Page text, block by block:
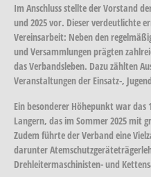
Im Anschluss stellte der Vorstand
und 2025 vor. Dieser verdeutlichte
Vereinsarbeit: Neben den
und Versammlungen prägten
das Verbandsleben. Dazu zählten
Veranstaltungen der Einsatz-,
Ein besonderer Höhepunkt war das
Langern, das im Sommer 2025 mit
Zudem führte der Verband eine
darunter
Drehleitermaschinisten- und